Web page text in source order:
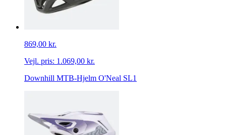
869,00 kr.
Vejl. pris: 1.069,00 kr.
Downhill MTB-Hjelm O'Neal SL1